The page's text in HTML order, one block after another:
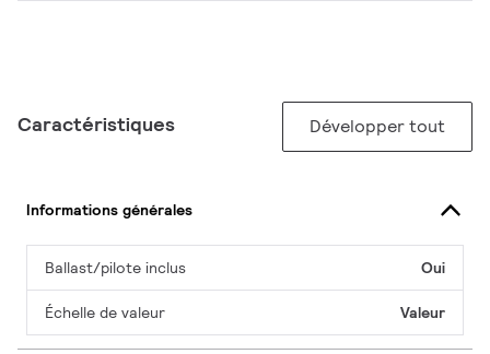
Caractéristiques Développer tout
Informations générales
Ballast/pilote inclus Oui
Échelle de valeur Valeur